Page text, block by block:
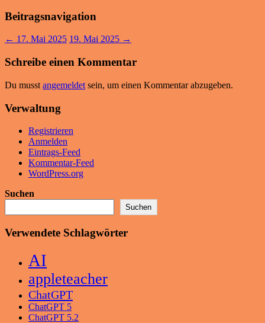
Beitragsnavigation
← 17. Mai 2025 19. Mai 2025 →
Schreibe einen Kommentar
Du musst angemeldet sein, um einen Kommentar abzugeben.
Verwaltung
Registrieren
Anmelden
Eintrags-Feed
Kommentar-Feed
WordPress.org
Suchen
Suchen
Verwendete Schlagwörter
AI
appleteacher
ChatGPT
ChatGPT 5
ChatGPT 5.2